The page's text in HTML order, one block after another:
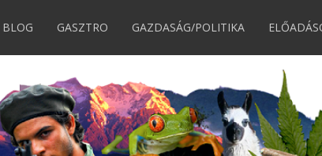
BLOG GASZTRO GAZDASÁG/POLITIKA